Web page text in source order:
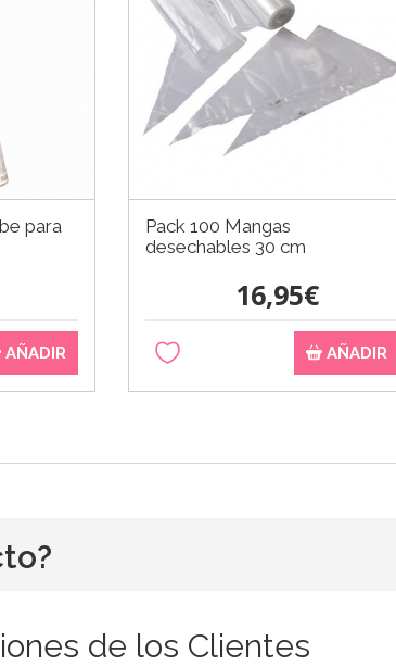
para
AÑADIR
Pack 100 Mangas
desechables 30 cm
16,95€
AÑADIR
de los Clientes